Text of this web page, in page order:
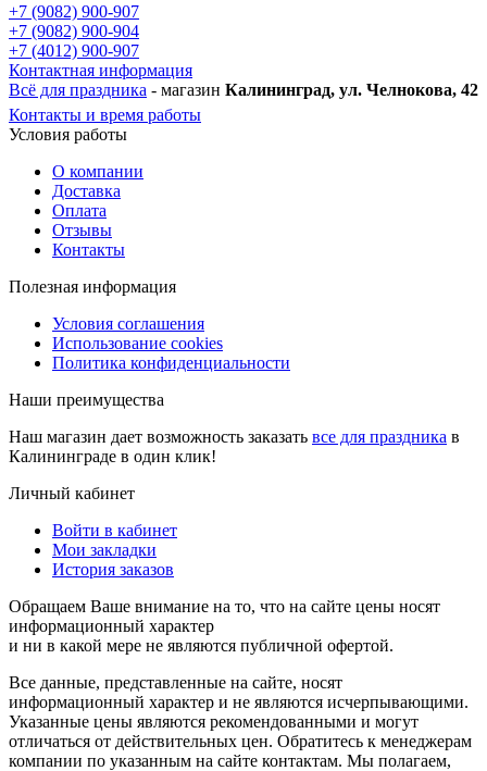
+7 (9082) 900-907
+7 (9082) 900-904
+7 (4012) 900-907
Контактная информация
Всё для праздника - магазин Калининград, ул. Челнокова, 42
Контакты и время работы
Условия работы
О компании
Доставка
Оплата
Отзывы
Контакты
Полезная информация
Условия соглашения
Использование cookies
Политика конфиденциальности
Наши преимущества
Наш магазин дает возможность заказать все для праздника в
Калининграде в один клик!
Личный кабинет
Войти в кабинет
Мои закладки
История заказов
Обращаем Ваше внимание на то, что на сайте цены носят
информационный характер
и ни в какой мере не являются публичной офертой.
Все данные, представленные на сайте, носят
информационный характер и не являются исчерпывающими.
Указанные цены являются рекомендованными и могут
отличаться от действительных цен. Обратитесь к менеджерам
компании по указанным на сайте контактам. Мы полагаем,